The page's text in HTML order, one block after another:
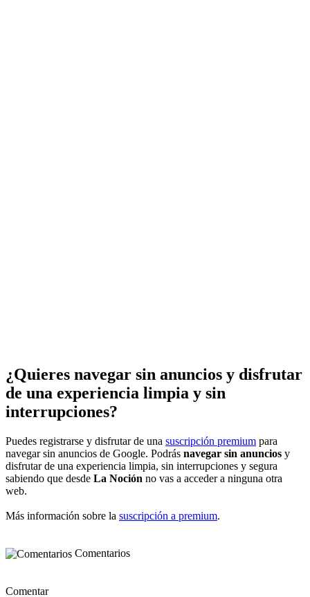
¿Quieres navegar sin anuncios y disfrutar
de una experiencia limpia y sin
interrupciones?
Puedes registrarse y disfrutar de una suscripción premium para
navegar sin anuncios de Google. Podrás navegar sin anuncios y
disfrutar de una experiencia limpia, sin interrupciones y segura
sabiendo que desde La Noción no vas a acceder a ninguna otra
web.
Más información sobre la suscripción a premium.
Comentarios
Comentar